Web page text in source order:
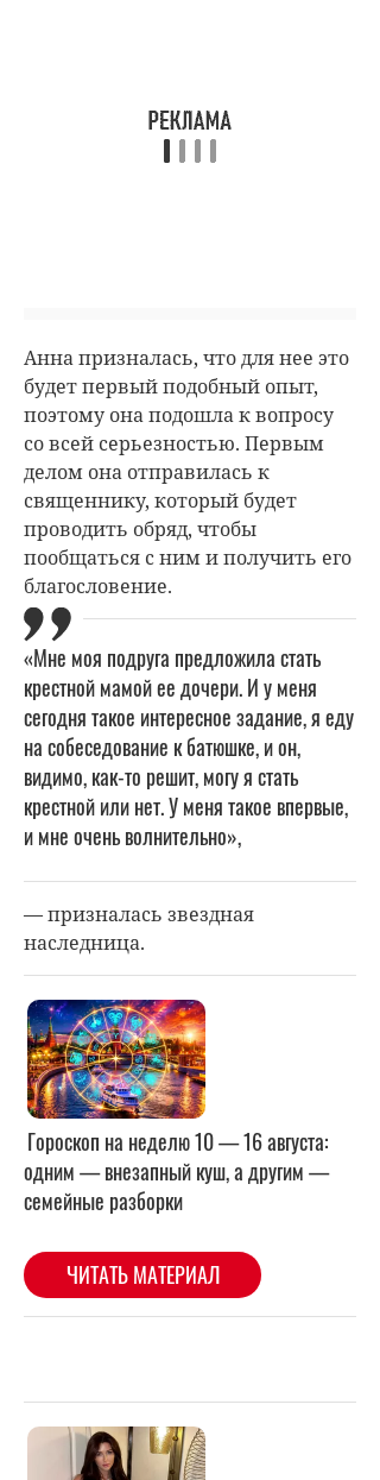
Анна призналась, что для нее это
будет первый подобный опыт,
поэтому она подошла к вопросу
со всей серьезностью. Первым
делом она отправилась к
священнику, который будет
проводить обряд, чтобы
пообщаться с ним и получить его
благословение.
«Мне моя подруга предложила стать
крестной мамой ее дочери. И у меня
сегодня такое интересное задание, я еду
на собеседование к батюшке, и он,
видимо, как-то решит, могу я стать
крестной или нет. У меня такое впервые,
и мне очень волнительно»,
— призналась звездная
наследница.